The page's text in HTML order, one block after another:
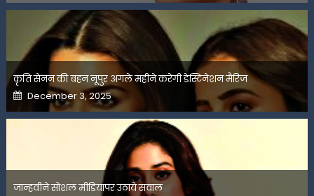
कृति सेनन की बहन नूपुर अगले महीने करेंगी डेस्टिनेशन मैरिज
Posted
on
December 3, 2025
जान्हवीने सोशल मीडियापर उठाये सवाल